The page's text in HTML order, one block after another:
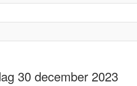
30 december 2023